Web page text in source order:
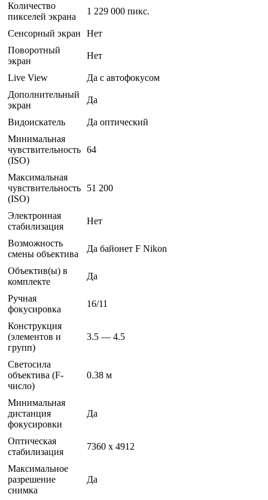
Количество
пикселей экрана
1 229 000 пикс.
Сенсорный экран
Нет
Поворотный
экран
Нет
Live View
Да с автофокусом
Дополнительный
экран
Да
Видоискатель
Да оптический
Минимальная
чувствительность
(ISO)
64
Максимальная
чувствительность
(ISO)
51 200
Электронная
стабилизация
Нет
Возможность
смены объектива
Да байонет F Nikon
Объектив(ы) в
комплекте
Да
Ручная
фокусировка
16/11
Конструкция
(элементов и
групп)
3.5 — 4.5
Светосила
объектива (F-
число)
0.38 м
Минимальная
дистанция
фокусировки
Да
Оптическая
стабилизация
7360 x 4912
Максимальное
разрешение
снимка
Да